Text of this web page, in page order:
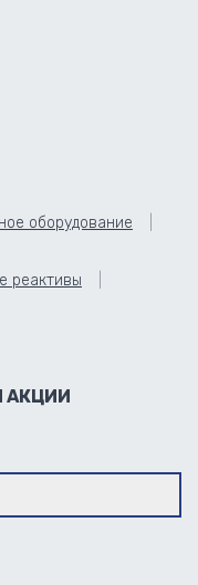
оборудование
реактивы
АКЦИИ